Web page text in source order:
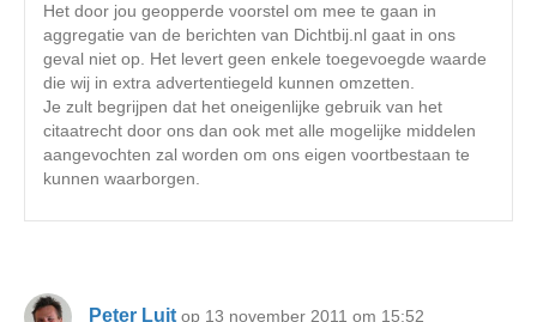
Het door jou geopperde voorstel om mee te gaan in
aggregatie van de berichten van Dichtbij.nl gaat in ons
geval niet op. Het levert geen enkele toegevoegde waarde
die wij in extra advertentiegeld kunnen omzetten.
Je zult begrijpen dat het oneigenlijke gebruik van het
citaatrecht door ons dan ook met alle mogelijke middelen
aangevochten zal worden om ons eigen voortbestaan te
kunnen waarborgen.
Peter Luit op 13 november 2011 om 15:52